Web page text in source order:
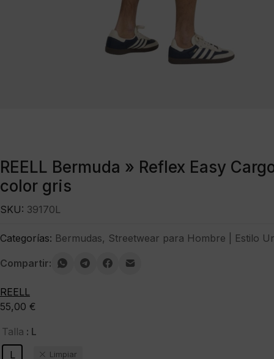
REELL Bermuda » Reflex Easy
color gris
55,00 €
Talla : L
L
Limpiar
SKU: 39170L
Categorías: Bermudas, Streetwear para Hombre | Estilo
Compartir:
REELL